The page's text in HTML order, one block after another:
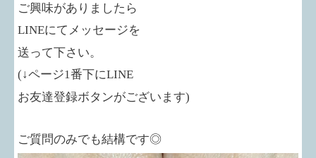
ご興味がありましたら
LINEにてメッセージを
送って下さい。
(↓ページ1番下にLINE
お友達登録ボタンがございます)
ご質問のみでも結構です◎